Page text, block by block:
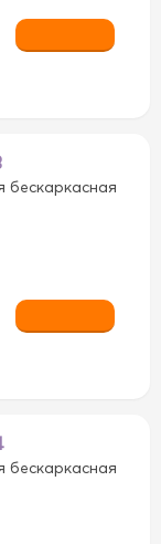
бескаркасная
бескаркасная